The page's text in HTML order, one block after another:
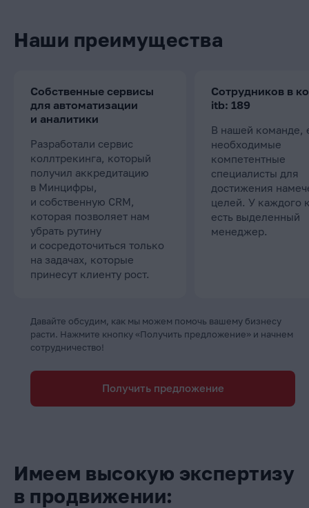
Наши преимущества
Собственные сервисы
для автоматизации
и аналитики
Разработали сервис
коллтрекинга, который
получил аккредитацию
в Минцифры,
и собственную CRM,
которая позволяет нам
убрать рутину
и сосредоточиться только
на задачах, которые
принесут клиенту рост.
Сотрудников в
itb: 189
В нашей команде,
необходимые
компетентные
специалисты для
достижения
целей. У каждого
есть выделенный
менеджер.
Давайте обсудим, как мы можем помочь вашему бизнесу
расти. Нажмите кнопку «Получить предложение» и начнем
сотрудничество!
Получить предложение
Имеем высокую экспертизу
в продвижении: